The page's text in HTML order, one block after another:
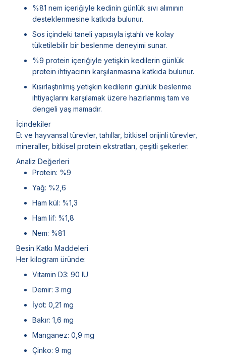
%81 nem içeriğiyle kedinin günlük sıvı alımının
desteklenmesine katkıda bulunur.
Sos içindeki taneli yapısıyla iştahlı ve kolay
tüketilebilir bir beslenme deneyimi sunar.
%9 protein içeriğiyle yetişkin kedilerin günlük
protein ihtiyacının karşılanmasına katkıda bulunur.
Kısırlaştırılmış yetişkin kedilerin günlük beslenme
ihtiyaçlarını karşılamak üzere hazırlanmış tam ve
dengeli yaş mamadır.
İçindekiler
Et ve hayvansal türevler, tahıllar, bitkisel orijinli türevler,
mineraller, bitkisel protein ekstratları, çeşitli şekerler.
Analiz Değerleri
Protein: %9
Yağ: %2,6
Ham kül: %1,3
Ham lif: %1,8
Nem: %81
Besin Katkı Maddeleri
Her kilogram üründe:
Vitamin D3: 90 IU
Demir: 3 mg
İyot: 0,21 mg
Bakır: 1,6 mg
Manganez: 0,9 mg
Çinko: 9 mg